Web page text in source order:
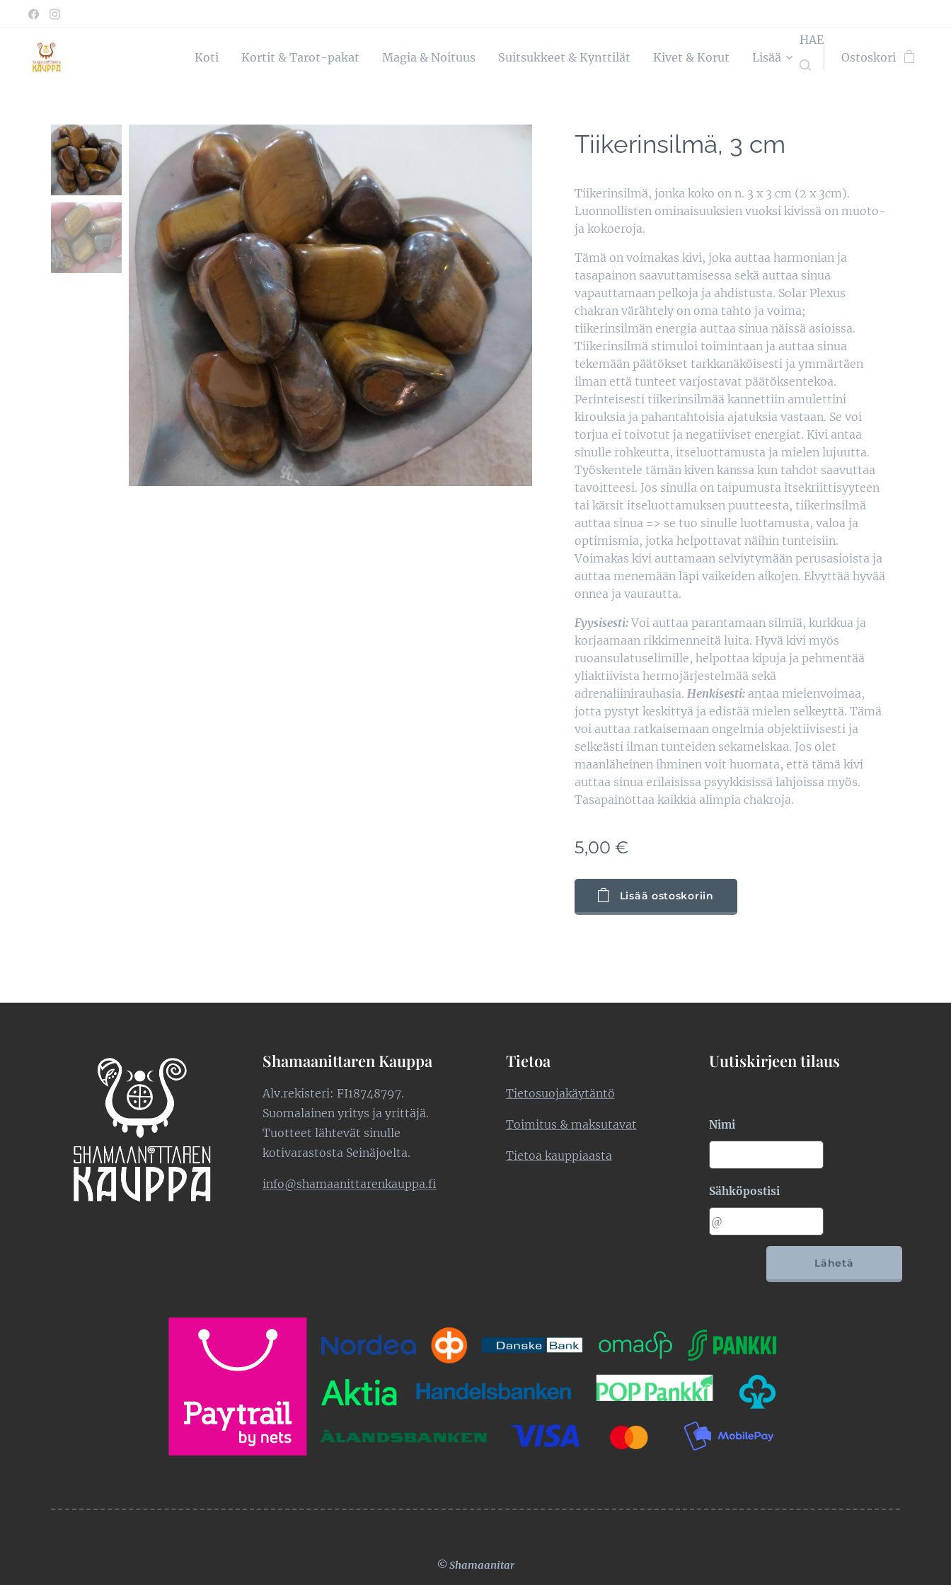
Koti Kortit & Tarot-pakat Magia & Noituus Suitsukkeet & Kynttilät Kivet & Korut Lisää
HAE
Ostoskori
Tiikerinsilmä, 3 cm
Tiikerinsilmä, jonka koko on n. 3 x 3 cm (2 x 3cm).
Luonnollisten ominaisuuksien vuoksi kivissä on muoto-
ja kokoeroja.
Tämä on voimakas kivi, joka auttaa harmonian ja
tasapainon saavuttamisessa sekä auttaa sinua
vapauttamaan pelkoja ja ahdistusta. Solar Plexus
chakran värähtely on oma tahto ja voima;
tiikerinsilmän energia auttaa sinua näissä asioissa.
Tiikerinsilmä stimuloi toimintaan ja auttaa sinua
tekemään päätökset tarkkanäköisesti ja ymmärtäen
ilman että tunteet varjostavat päätöksentekoa.
Perinteisesti tiikerinsilmää kannettiin amulettini
kirouksia ja pahantahtoisia ajatuksia vastaan. Se voi
torjua ei toivotut ja negatiiviset energiat. Kivi antaa
sinulle rohkeutta, itseluottamusta ja mielen lujuutta.
Työskentele tämän kiven kanssa kun tahdot saavuttaa
tavoitteesi. Jos sinulla on taipumusta itsekriittisyyteen
tai kärsit itseluottamuksen puutteesta, tiikerinsilmä
auttaa sinua => se tuo sinulle luottamusta, valoa ja
optimismia, jotka helpottavat näihin tunteisiin.
Voimakas kivi auttamaan selviytymään perusasioista ja
auttaa menemään läpi vaikeiden aikojen. Elvyttää hyvää
onnea ja vaurautta.
Fyysisesti: Voi auttaa parantamaan silmiä, kurkkua ja
korjaamaan rikkimenneitä luita. Hyvä kivi myös
ruoansulatuselimille, helpottaa kipuja ja pehmentää
yliaktiivista hermojärjestelmää sekä
adrenaliinirauhasia. Henkisesti: antaa mielenvoimaa,
jotta pystyt keskittyä ja edistää mielen selkeyttä. Tämä
voi auttaa ratkaisemaan ongelmia objektiivisesti ja
selkeästi ilman tunteiden sekamelskaa. Jos olet
maanläheinen ihminen voit huomata, että tämä kivi
auttaa sinua erilaisissa psyykkisissä lahjoissa myös.
Tasapainottaa kaikkia alimpia chakroja.
5,00 €
Lisää ostoskoriin
Shamaanittaren Kauppa
Alv.rekisteri: FI18748797.
Suomalainen yritys ja yrittäjä.
Tuotteet lähtevät sinulle
kotivarastosta Seinäjoelta.
info@shamaanittarenkauppa.fi
Tietoa
Tietosuojakäytäntö
Toimitus & maksutavat
Tietoa kauppiaasta
Uutiskirjeen tilaus
Nimi
Sähköpostisi
Lähetä
© Shamaanitar